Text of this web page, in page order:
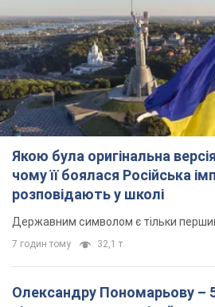
Якою була оригінальна
чому її боялася Російська
розповідають у школі
Державним символом є тільки перший
7 годин тому 32,1 т.
Олександру Пономарьову –